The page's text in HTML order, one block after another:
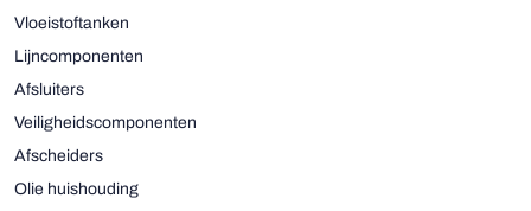
Vloeistoftanken
Lijncomponenten
Afsluiters
Veiligheidscomponenten
Afscheiders
Olie huishouding